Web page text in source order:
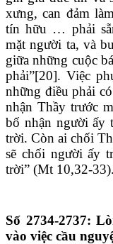
xưng, can đảm
tín hữu … phải
mặt người ta, và
giữa những cuộc
phải”[20]. Việc
những điều phải
nhận Thầy trước
bố nhận người ấy
trời. Còn ai chối
sẽ chối người ấy
trời” (Mt 10,32-33).
Số 2734-2737:
vào việc cầu